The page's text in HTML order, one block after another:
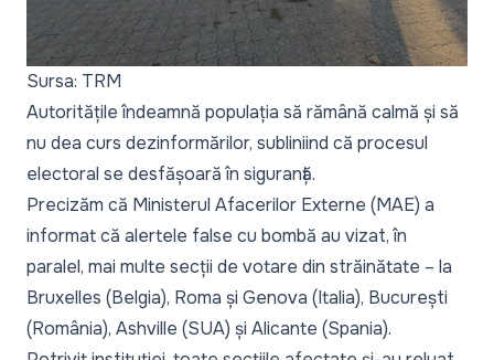
Sursa: TRM
Autoritățile îndeamnă populația să rămână calmă și să
nu dea curs dezinformărilor, subliniind că procesul
electoral se desfășoară în siguranță.
Precizăm că Ministerul Afacerilor Externe (MAE) a
informatcă alertele false cu bombă au vizat, în
paralel, mai multe secții de votare din străinătate – la
Bruxelles (Belgia), Roma și Genova (Italia), București
(România), Ashville (SUA) și Alicante (Spania).